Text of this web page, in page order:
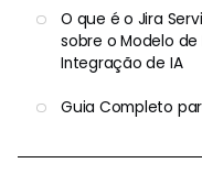
O que é o Jira
sobre o Modelo
Integração de IA
Guia Completo